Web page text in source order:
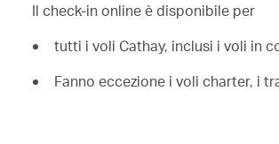
Il check-in online è disponibile per
tutti i voli Cathay, inclusi i voli in
Fanno eccezione i voli charter, i